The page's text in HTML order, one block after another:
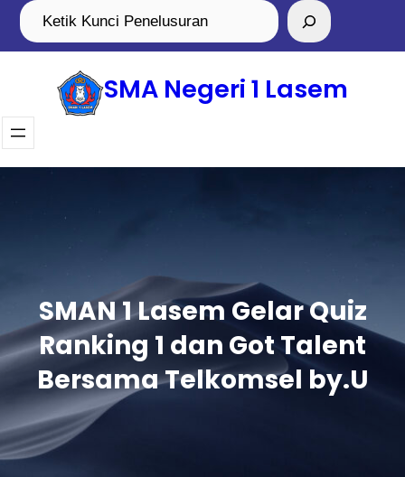
SMA Negeri 1 Lasem
SMAN 1 Lasem Gelar Quiz
Ranking 1 dan Got Talent
Bersama Telkomsel by.U